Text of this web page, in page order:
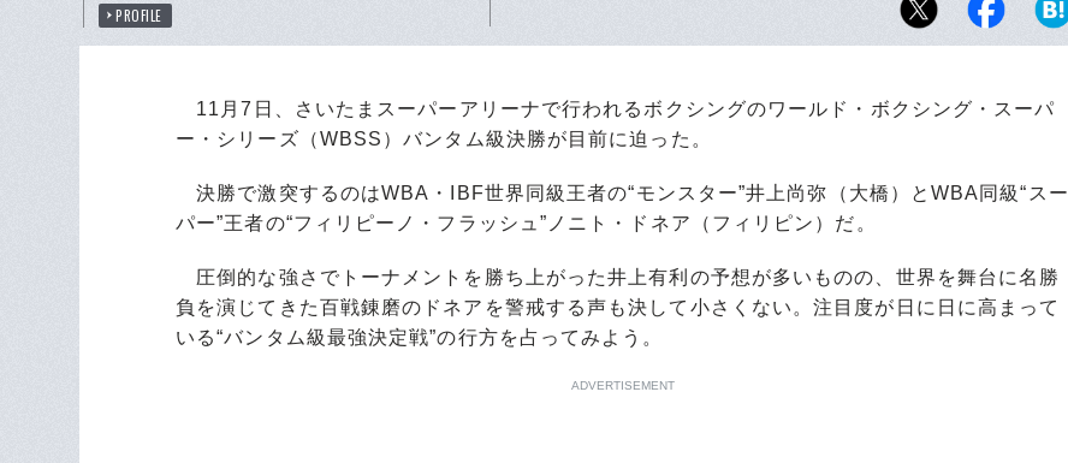
PROFILE
11月7日、さいたまスーパーアリーナで行われるボクシングのワールド・ボクシング・スーパ
ー・シリーズ（WBSS）バンタム級決勝が目前に迫った。
決勝で激突するのはWBA・IBF世界同級王者の“モンスター”井上尚弥（大橋）とWBA同級“スー
パー”王者の“フィリピーノ・フラッシュ”ノニト・ドネア（フィリピン）だ。
圧倒的な強さでトーナメントを勝ち上がった井上有利の予想が多いものの、世界を舞台に名勝
負を演じてきた百戦錬磨のドネアを警戒する声も決して小さくない。注目度が日に日に高まって
いる“バンタム級最強決定戦”の行方を占ってみよう。
ADVERTISEMENT